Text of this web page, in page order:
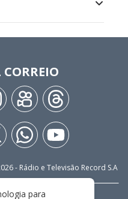
- Rádio e Televisão Record S.A
para